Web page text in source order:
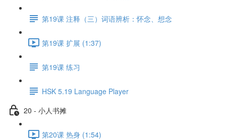
第19课 注释（三）词语辨析：怀念、想念
第19课 扩展 (1:37)
第19课 练习
HSK 5.19 Language Player
20 - 小人书摊
第20课 热身 (1:54)